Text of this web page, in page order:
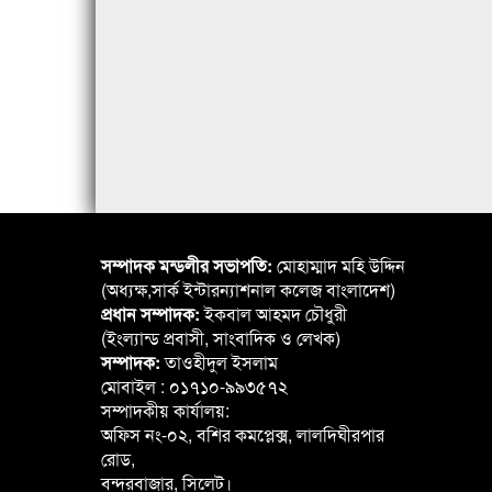
সম্পাদক মন্ডলীর সভাপতি: মোহাম্মাদ মহি উদ্দিন
(অধ্যক্ষ,সার্ক ইন্টারন্যাশনাল কলেজ বাংলাদেশ)
প্রধান সম্পাদক:ইকবাল আহমদ চৌধুরী
(ইংল্যান্ড প্রবাসী, সাংবাদিক ও লেখক)
সম্পাদক:তাওহীদুল ইসলাম
মোবাইল : ০১৭১০-৯৯৩৫৭২
সম্পাদকীয় কার্যালয়:
অফিস নং-০২, বশির কমপ্লেক্স, লালদিঘীরপার
রোড,
বন্দরবাজার, সিলেট।